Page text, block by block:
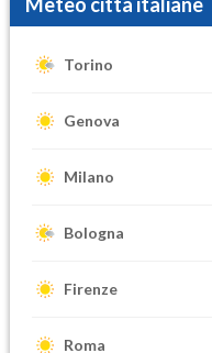
Torino
Genova
Milano
Bologna
Firenze
Roma